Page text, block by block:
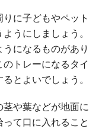
に子どもやペット
うにしましょう。
になるものがあり
トレーになるタイ
とよいでしょう。
や葉などが地面に
て口に入れること